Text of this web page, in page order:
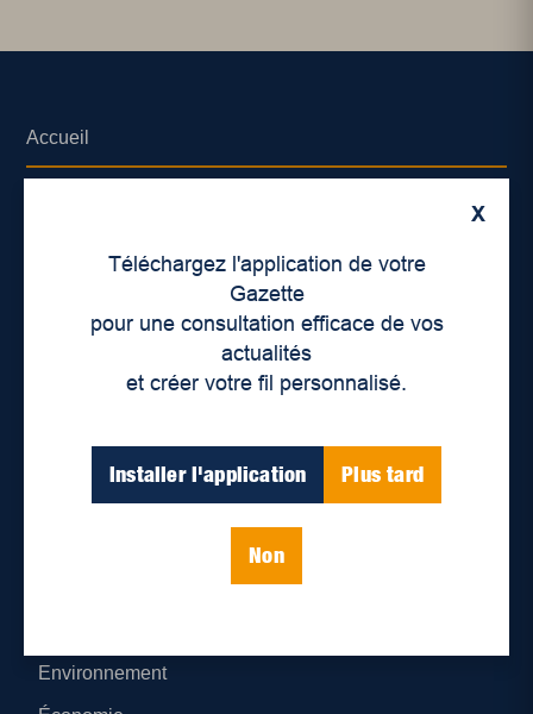
X
Téléchargez l'application de votre
Gazette
pour une consultation efficace de vos
actualités
et créer votre fil personnalisé.
Installer l'application Plus tard
Non
Accueil
Déontologie et confidentialité
Parutions numériques
Environnement